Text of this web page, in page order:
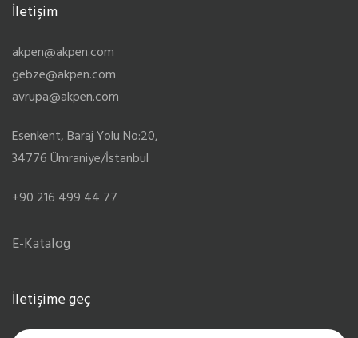
İletişim
akpen@akpen.com
gebze@akpen.com
avrupa@akpen.com
Esenkent, Baraj Yolu No:20,
34776 Ümraniye/İstanbul
+90 216 499 44 77
E-Katalog
İletişime geç